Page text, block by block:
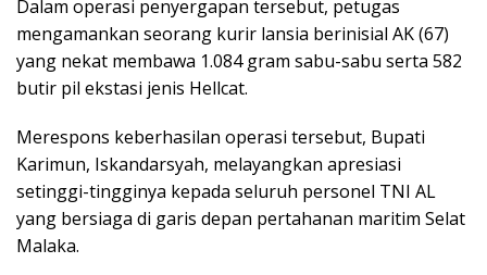
Dalam operasi penyergapan tersebut, petugas
mengamankan seorang kurir lansia berinisial AK (67)
yang nekat membawa 1.084 gram sabu-sabu serta 582
butir pil ekstasi jenis Hellcat.
Merespons keberhasilan operasi tersebut, Bupati
Karimun, Iskandarsyah, melayangkan apresiasi
setinggi-tingginya kepada seluruh personel TNI AL
yang bersiaga di garis depan pertahanan maritim Selat
Malaka.